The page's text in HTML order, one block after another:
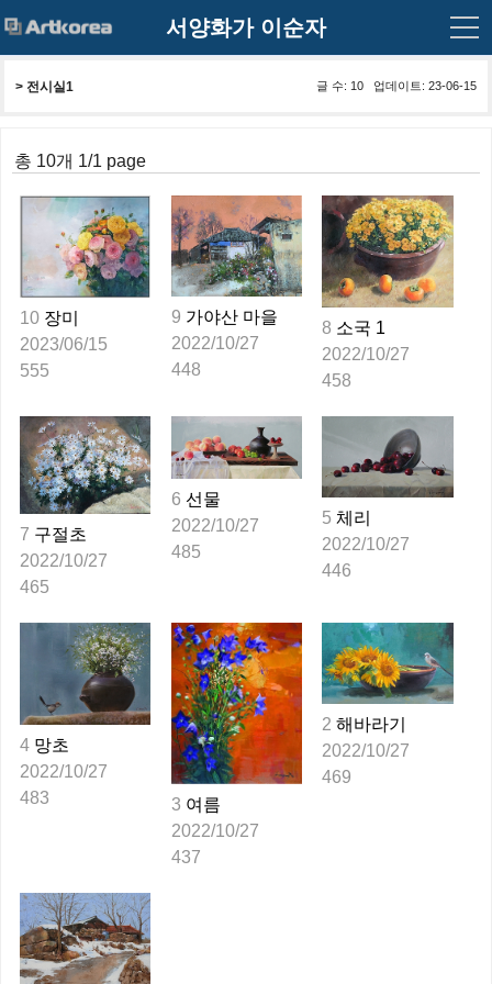
서양화가 이순자
글 수: 10 업데이트: 23-06-15
> 전시실1
총 10개 1/1 page
10 장미
2023/06/15
555
9 가야산 마을
2022/10/27
448
8 소국 1
2022/10/27
458
7 구절초
2022/10/27
465
6 선물
2022/10/27
485
5 체리
2022/10/27
446
4 망초
2022/10/27
483
3 여름
2022/10/27
437
2 해바라기
2022/10/27
469